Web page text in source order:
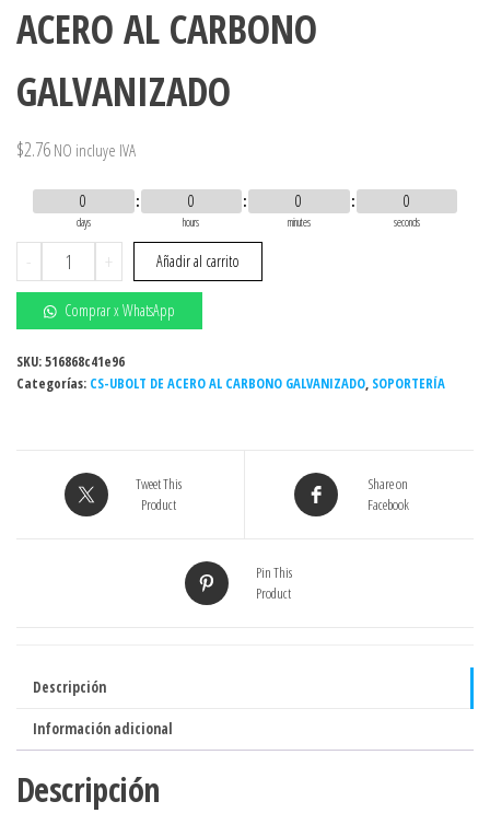
ACERO AL CARBONO
GALVANIZADO
$2.76 NO incluye IVA
0
days
0
hours
0
minutes
0
seconds
-
3/8"
X
3"
-
CS-
UBOLT
CARBONO
GALVANIZADO
+ Añadir al carrito
Comprar x WhatsApp
SKU:516868c41e96
Categorías: CS-UBOLT DE ACERO AL CARBONO GALVANIZADO, SOPORTERÍA
Tweet This
Product
Share on
Facebook
Pin This
Product
Descripción
Información adicional
Descripción